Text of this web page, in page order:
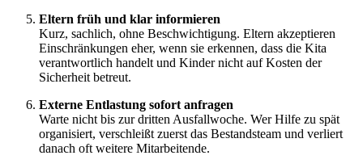
Eltern früh und klar informieren
Kurz, sachlich, ohne Beschwichtigung. Eltern akzeptieren
Einschränkungen eher, wenn sie erkennen, dass die Kita
verantwortlich handelt und Kinder nicht auf Kosten der
Sicherheit betreut.
Externe Entlastung sofort anfragen
Warte nicht bis zur dritten Ausfallwoche. Wer Hilfe zu spät
organisiert, verschleißt zuerst das Bestandsteam und verliert
danach oft weitere Mitarbeitende.